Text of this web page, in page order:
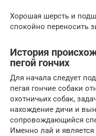
Хорошая шерсть и
спокойно переносить
История
пегой гончих
Для начала следует
пегая гончие собаки
охотничьих собак,
нахождение дичи и
сопровождающийся
Именно лай и